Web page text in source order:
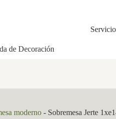
de Decoración
moderno - Sobremesa Jerte